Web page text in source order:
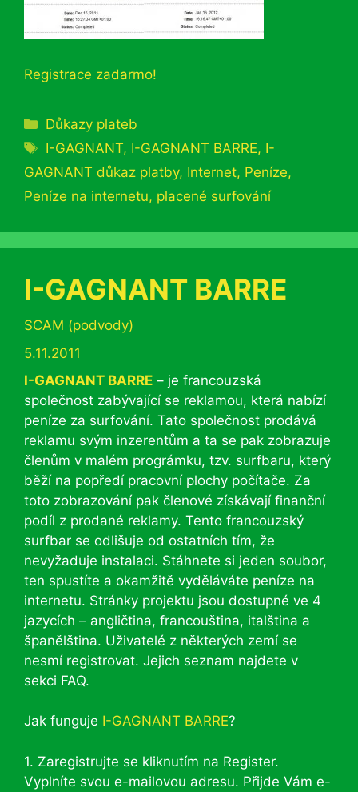
Registrace zadarmo!
Rubriky
Důkazy plateb
Štítky
I-GAGNANT, I-GAGNANT BARRE, I-
GAGNANT důkaz platby, Internet, Peníze,
Peníze na internetu, placené surfování
I-GAGNANT BARRE
Rubriky
SCAM (podvody)
5.11.2011
I-GAGNANT BARRE – je francouzská
společnost zabývající se reklamou, která nabízí
peníze za surfování. Tato společnost prodává
reklamu svým inzerentům a ta se pak zobrazuje
členům v malém prográmku, tzv. surfbaru, který
běží na popředí pracovní plochy počítače. Za
toto zobrazování pak členové získávají finanční
podíl z prodané reklamy. Tento francouzský
surfbar se odlišuje od ostatních tím, že
nevyžaduje instalaci. Stáhnete si jeden soubor,
ten spustíte a okamžitě vyděláváte peníze na
internetu. Stránky projektu jsou dostupné ve 4
jazycích – angličtina, francouština, italština a
španělština. Uživatelé z některých zemí se
nesmí registrovat. Jejich seznam najdete v
sekci FAQ.
Jak funguje I-GAGNANT BARRE?
1. Zaregistrujte se kliknutím na Register.
Vyplníte svou e-mailovou adresu. Přijde Vám e-